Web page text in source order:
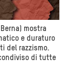
mostra
e duraturo
del razzismo.
di tutte